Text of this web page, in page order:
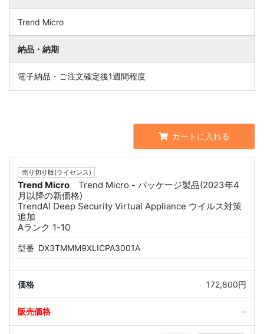
Trend Micro
納品・納期
電子納品・ご注文確定後1週間程度
カートに入れる
売り切り版(ライセンス)
Trend Micro
Trend Micro - パッケージ製品(2023年4
月以降の新価格)
TrendAI Deep Security Virtual Appliance ウイルス対策
追加
Aランク 1-10
型番 DX3TMMM9XLICPA3001A
172,800円
-